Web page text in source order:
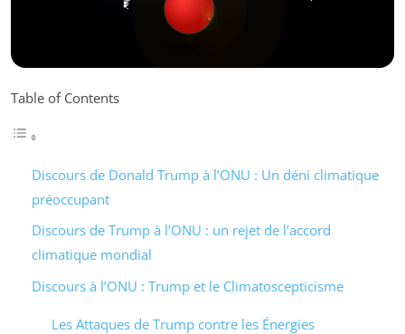
Table of Contents
Discours de Donald Trump à l’ONU : Un déni climatique
préoccupant
Discours de Trump à l’ONU : un rejet de l’accord
climatique mondial
Discours à l’ONU : Trump et le Climatoscepticisme
Les Attaques de Trump contre les Énergies